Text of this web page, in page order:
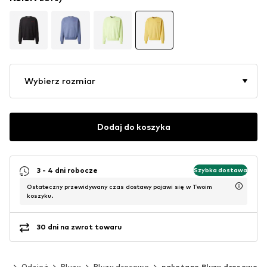
Wybierz rozmiar
Dodaj do koszyka
3 - 4 dni robocze Szybka dostawa
Ostateczny przewidywany czas dostawy pojawi się w Twoim
koszyku.
30 dni na zwrot towaru